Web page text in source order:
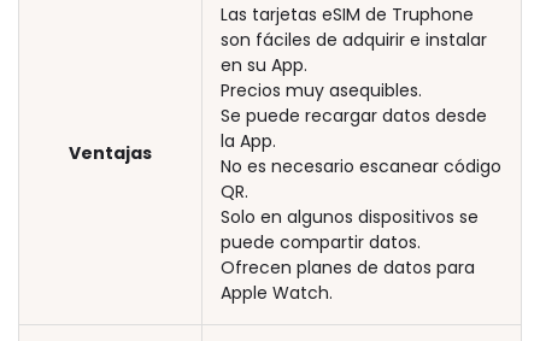
Ventajas
Las tarjetas eSIM de Truphone
son fáciles de adquirir e instalar
en su App.
Precios muy asequibles.
Se puede recargar datos desde
la App.
No es necesario escanear código
QR.
Solo en algunos dispositivos se
puede compartir datos.
Ofrecen planes de datos para
Apple Watch.